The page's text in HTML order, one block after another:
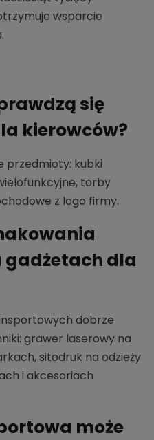
wsparcie
się
kierowców?
przedmioty: kubki
torby
z logo firmy.
gadżetach dla
dobrze
grawer laserowy na
sitodruk na odzieży
i akcesoriach
może